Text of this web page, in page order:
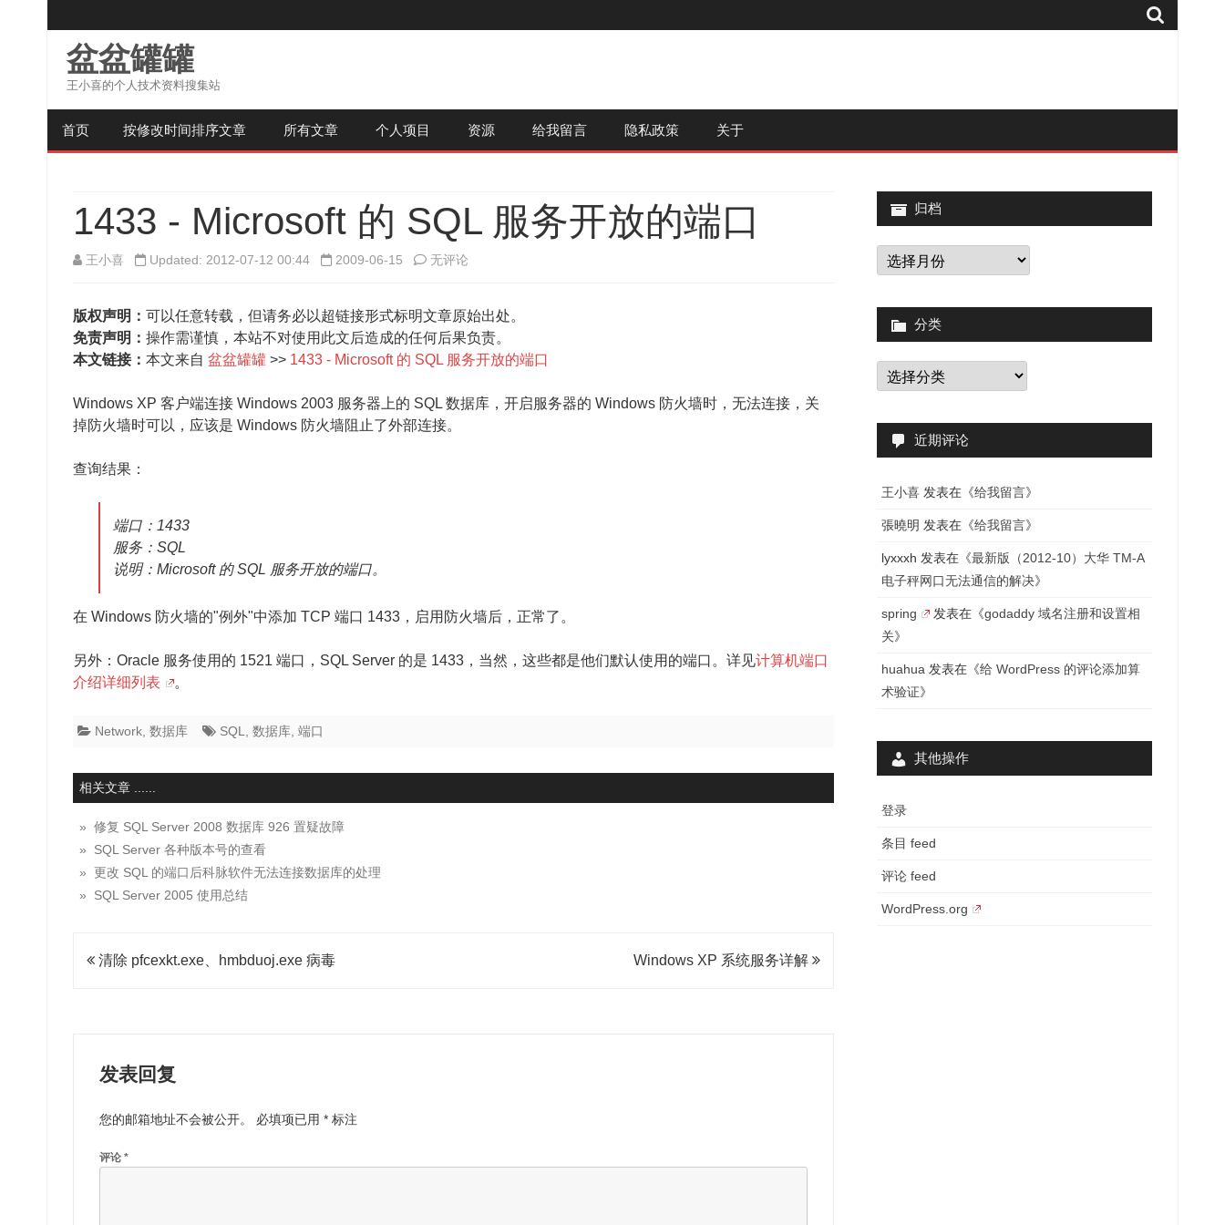
盆盆罐罐
王小喜的个人技术资料搜集站
至
首页 按修改时间排序文章 所有文章 个人项目 资源 给我留言 隐私政策 关于
1433 - Microsoft 的 SQL 服务开放的端口
王小喜 Updated: 2012-07-12 00:44 2009-06-15 1433
Microsoft
的
服
口
无评论
版权声明： 可以任意转载，但请务必以超链接形式标明文章原始出处。
免责声明： 操作需谨慎，本站不对使用此文后造成的任何后果负责。
本文链接： 本文来自 盆盆罐罐 >> 1433 - Microsoft 的 SQL 服务开放的端口
Windows XP 客户端连接 Windows 2003 服务器上的 SQL 数据库，开启服务器的 Windows 防火墙时，无法连接，关
掉防火墙时可以，应该是 Windows 防火墙阻止了外部连接。
查询结果：
端口：1433
服务：SQL
说明：Microsoft 的 SQL 服务开放的端口。
在 Windows 防火墙的"例外"中添加 TCP 端口 1433，启用防火墙后，正常了。
另外：Oracle 服务使用的 1521 端口，SQL Server 的是 1433，当然，这些都是他们默认使用的端口。详见计算机端口
介绍详细列表
。
Network 数据库 SQL 数据库 端口
相关文章 ......
» 修复 SQL Server 2008 数据库 926 置疑故障
» SQL Server 各种版本号的查看
» 更改 SQL 的端口后科脉软件无法连接数据库的处理
» SQL Server 2005 使用总结
文清除 pfcexkt.exe、hmbduoj.exe 病毒 Windows XP 系统服务详解
发表回复
您的邮箱地址不会被公开。 必填项已用 * 标注
评论 *
归档
归
档
分类
分
类
近期评论
王小喜 发表在《给我留言》
張曉明 发表在《给我留言》
lyxxxh 发表在《最新版（2012-10）大华 TM-A
电子秤网口无法通信的解决》
spring 发表在《godaddy 域名注册和设置相
关》
huahua 发表在《给 WordPress 的评论添加算
术验证》
其他操作
登录
条目 feed
评论 feed
WordPress.org